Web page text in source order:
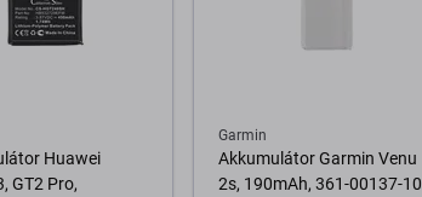
Huawei
GT2 Pro,
Garmin
Akkumulátor Garmin Venu
2s, 190mAh, 361-00137-10